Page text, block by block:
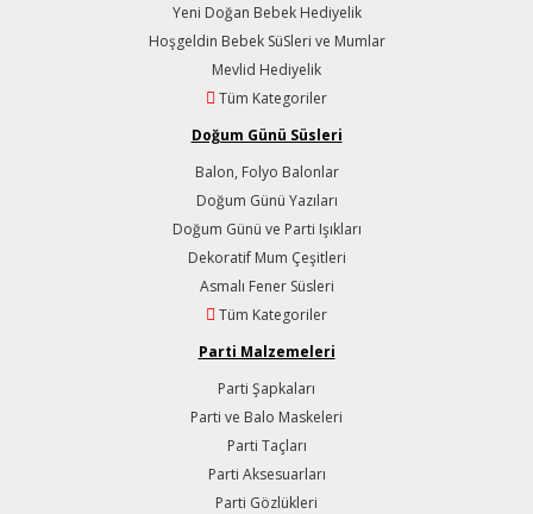
Yeni Doğan Bebek Hediyelik
Hoşgeldin Bebek SüSleri ve Mumlar
Mevlid Hediyelik
Tüm Kategoriler
Doğum Günü Süsleri
Balon, Folyo Balonlar
Doğum Günü Yazıları
Doğum Günü ve Parti Işıkları
Dekoratif Mum Çeşitleri
Asmalı Fener Süsleri
Tüm Kategoriler
Parti Malzemeleri
Parti Şapkaları
Parti ve Balo Maskeleri
Parti Taçları
Parti Aksesuarları
Parti Gözlükleri